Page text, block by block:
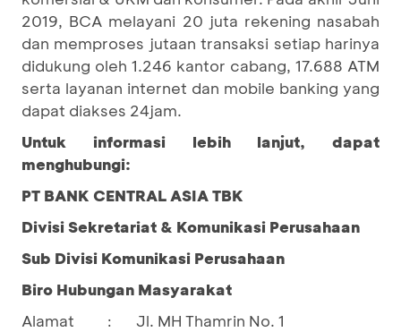
2019, BCA melayani 20 juta rekening nasabah
dan memproses jutaan transaksi setiap harinya
didukung oleh 1.246 kantor cabang, 17.688 ATM
serta layanan internet dan mobile banking yang
dapat diakses 24jam.
Untuk informasi lebih lanjut, dapat
menghubungi:
PT BANK CENTRAL ASIA TBK
Divisi Sekretariat & Komunikasi Perusahaan
Sub Divisi Komunikasi Perusahaan
Biro Hubungan Masyarakat
Alamat
:
Jl. MH Thamrin No. 1